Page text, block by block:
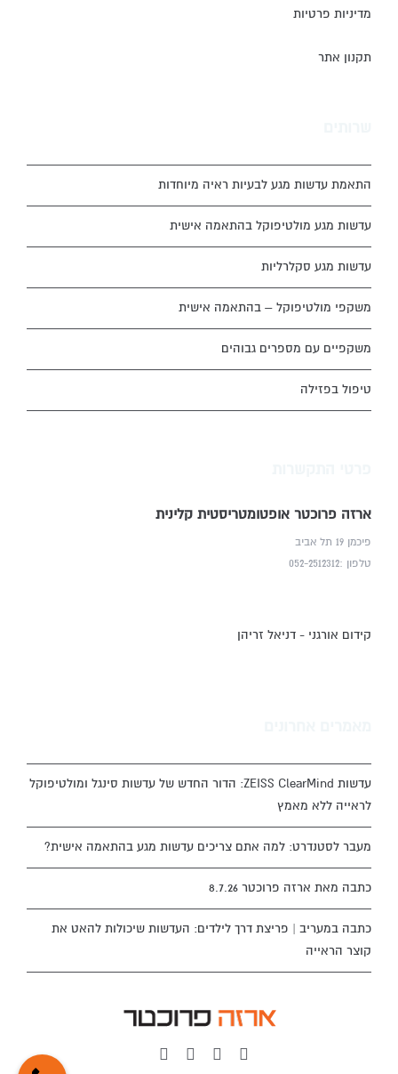
מדיניות פרטיות
תקנון אתר
התאמת עדשות מגע לבעיות ראיה מיוחדות
עדשות מגע מולטיפוקל בהתאמה אישית
עדשות מגע סקלרליות
משקפי מולטיפוקל – בהתאמה אישית
משקפיים עם מספרים גבוהים
טיפול בפזילה
ארזה פרוכטר אופטומטריסטית קלינית
פיכמן 19 תל אביב
טלפון :052-2512312
קידום אורגני - דניאל זריהן
עדשות ZEISS ClearMind: הדור החדש של עדשות סינגל ומולטיפוקל
לראייה ללא מאמץ
מעבר לסטנדרט: למה אתם צריכים עדשות מגע בהתאמה אישית?
כתבה מאת ארזה פרוכטר 8.7.26
כתבה במעריב | פריצת דרך לילדים: העדשות שיכולות להאט את
קוצר הראייה